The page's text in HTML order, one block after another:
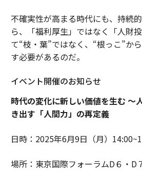
不確実性が高まる時代にも、持続
ら、「福利厚生」ではなく「人財
て“枝・葉”ではなく、“根っこ”か
す必要があるのだ。
イベント開催のお知らせ
時代の変化に新しい価値を生む 〜
き出す「人間力」の再定義
日時：2025年6月9日（月）
場所：東京国際フォーラムD６・D